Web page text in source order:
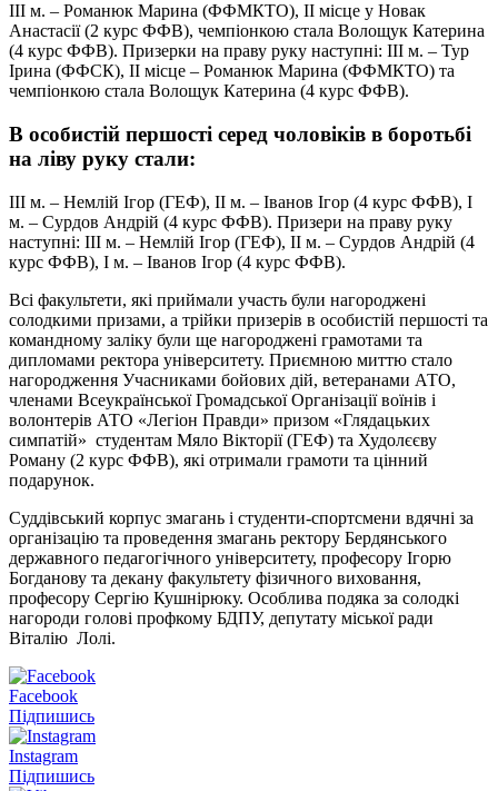
ІІІ м. – Романюк Марина (ФФМКТО), ІІ місце у Новак
Анастасії (2 курс ФФВ), чемпіонкою стала Волощук Катерина
(4 курс ФФВ). Призерки на праву руку наступні: ІІІ м. – Тур
Ірина (ФФСК), ІІ місце – Романюк Марина (ФФМКТО) та
чемпіонкою стала Волощук Катерина (4 курс ФФВ).
В особистій першості серед чоловіків в боротьбі
на ліву руку стали:
ІІІ м. – Немлій Ігор (ГЕФ), ІІ м. – Іванов Ігор (4 курс ФФВ), І
м. – Сурдов Андрій (4 курс ФФВ). Призери на праву руку
наступні: ІІІ м. – Немлій Ігор (ГЕФ), ІІ м. – Сурдов Андрій (4
курс ФФВ), І м. – Іванов Ігор (4 курс ФФВ).
Всі факультети, які приймали участь були нагороджені
солодкими призами, а трійки призерів в особистій першості та
командному заліку були ще нагороджені грамотами та
дипломами ректора університету. Приємною миттю стало
нагородження Учасниками бойових дій, ветеранами АТО,
членами Всеукраїнської Громадської Організації воїнів і
волонтерів АТО «Легіон Правди» призом «Глядацьких
симпатій» студентам Мяло Вікторії (ГЕФ) та Худолєєву
Роману (2 курс ФФВ), які отримали грамоти та цінний
подарунок.
Суддівський корпус змагань і студенти-спортсмени вдячні за
організацію та проведення змагань ректору Бердянського
державного педагогічного університету, професору Ігорю
Богданову та декану факультету фізичного виховання,
професору Сергію Кушнірюку. Особлива подяка за солодкі
нагороди голові профкому БДПУ, депутату міської ради
Віталію Лолі.
Facebook
Підпишись
Instagram
Підпишись